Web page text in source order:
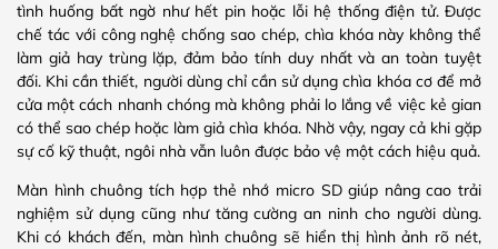
tình huống bất ngờ như hết pin hoặc lỗi hệ thống điện tử. Được
chế tác với công nghệ chống sao chép, chìa khóa này không thể
làm giả hay trùng lặp, đảm bảo tính duy nhất và an toàn tuyệt
đối. Khi cần thiết, người dùng chỉ cần sử dụng chìa khóa cơ để mở
cửa một cách nhanh chóng mà không phải lo lắng về việc kẻ gian
có thể sao chép hoặc làm giả chìa khóa. Nhờ vậy, ngay cả khi gặp
sự cố kỹ thuật, ngôi nhà vẫn luôn được bảo vệ một cách hiệu quả.
Màn hình chuông tích hợp thẻ nhớ micro SD giúp nâng cao trải
nghiệm sử dụng cũng như tăng cường an ninh cho người dùng.
Khi có khách đến, màn hình chuông sẽ hiển thị hình ảnh rõ nét,